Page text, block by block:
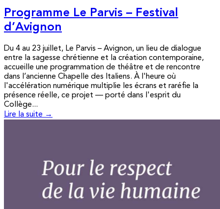
Programme Le Parvis – Festival
d’Avignon
Du 4 au 23 juillet, Le Parvis – Avignon, un lieu de dialogue
entre la sagesse chrétienne et la création contemporaine,
accueille une programmation de théâtre et de rencontre
dans l’ancienne Chapelle des Italiens. À l'heure où
l'accélération numérique multiplie les écrans et raréfie la
présence réelle, ce projet — porté dans l'esprit du
Collège...
Lire la suite →